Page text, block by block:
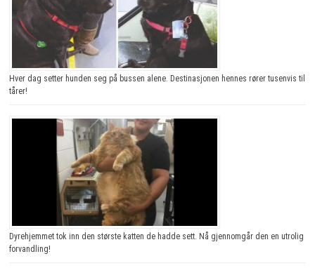
Hver dag setter hunden seg på bussen alene. Destinasjonen hennes rører tusenvis til
tårer!
Dyrehjemmet tok inn den største katten de hadde sett. Nå gjennomgår den en utrolig
forvandling!